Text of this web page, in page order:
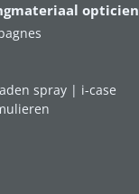
opticien
spray | i-case